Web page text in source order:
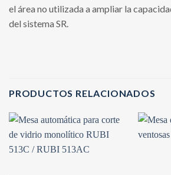
el área no utilizada a ampliar la
del sistema SR.
PRODUCTOS RELACIONADOS